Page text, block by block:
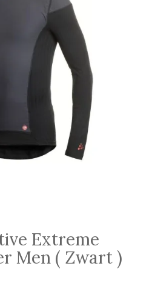
Extreme
Men ( Zwart )